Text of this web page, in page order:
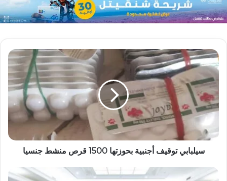
سيلبابي توقيف أجنبية بحوزتها 1500 قرص منشط جنسيا